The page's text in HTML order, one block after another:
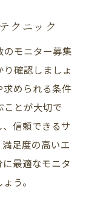
クニック
のモニター募集
確認しましょ
求められる条件
ことが大切で
信頼できるサ
足度の高いエ
最適なモニタ
う。